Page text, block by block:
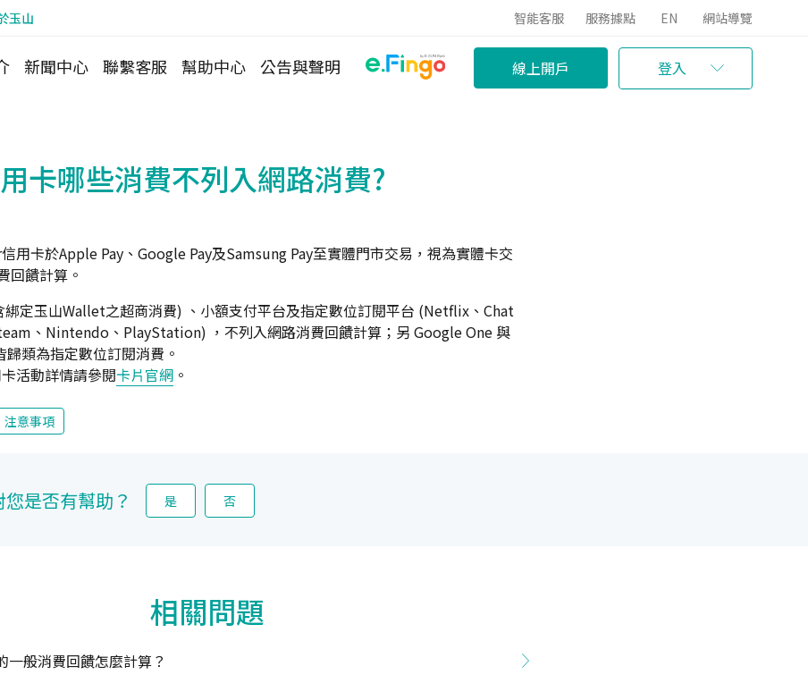
玉山 智能客服 服務據點 EN 網站導覽
新聞中心 聯繫客服 幫助中心 公告與聲明 線上開戶 登入
卡哪些消費不列入網路消費?
用卡於Apple Pay、Google Pay及Samsung Pay至實體門市交易，視為實體卡交
回饋計算。
定玉山Wallet之超商消費) 、小額支付平台及指定數位訂閱平台 (Netflix、Chat
、Nintendo、PlayStation) ，不列入網路消費回饋計算；另 Google One 與
類為指定數位訂閱消費。
活動詳情請參閱卡片官網 。
注意事項
是否有幫助？ 是 否
相關問題
一般消費回饋怎麼計算？